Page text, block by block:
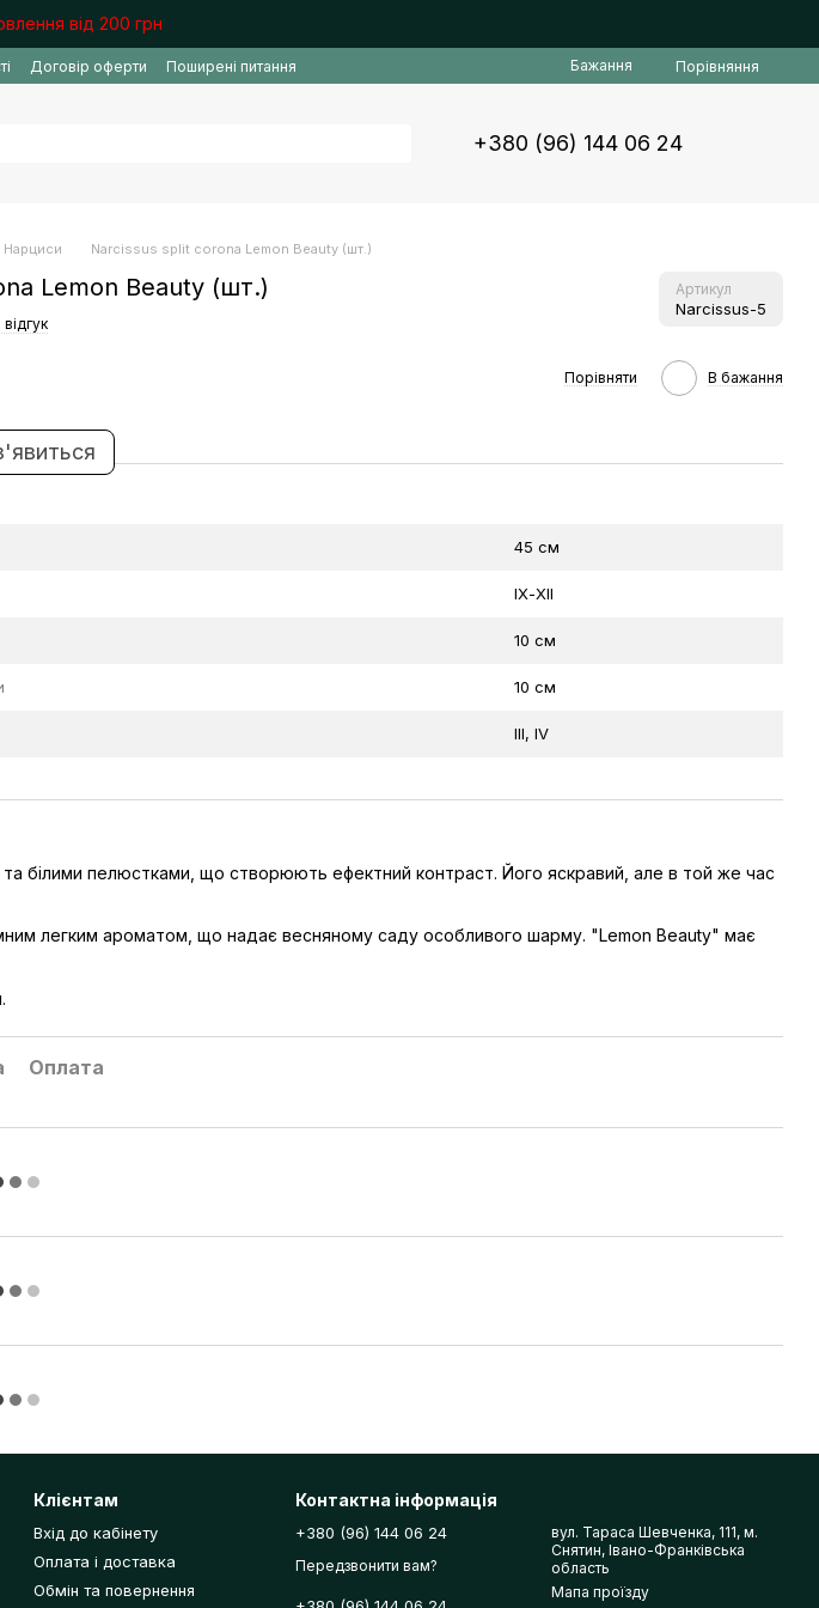
від 200 грн
Договір оферти Поширені питання Бажання Порівняння
+380 (96) 144 06 24
Нарциси Narcissus split corona Lemon Beauty (шт.)
Lemon Beauty (шт.) Артикул
Narcissus-5
Порівняти В бажання
45 см
ІХ-ХІІ
10 см
10 см
ІII, IV
білими пелюстками, що створюють ефектний контраст. Його яскравий, але в той же час
легким ароматом, що надає весняному саду особливого шарму. "Lemon Beauty" має
Оплата
Клієнтам
Вхід до кабінету
Оплата і доставка
Обмін та повернення
Контактна інформація
+380 (96) 144 06 24
Передзвонити вам?
вул. Тараса Шевченка, 111, м.
Снятин, Івано-Франківська
область
Мапа проїзду